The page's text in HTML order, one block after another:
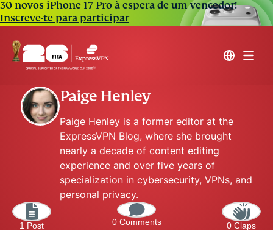
30 novos iPhone 17 Pro à espera de um vencedor!
Inscreve-te para participar
Paige Henley
Paige Henley is a former editor at the
ExpressVPN Blog, where she brought
nearly a decade of content editing
experience and over five years of
specialization in cybersecurity, VPNs, and
personal privacy.
1 Post 0 Comments 0 Claps